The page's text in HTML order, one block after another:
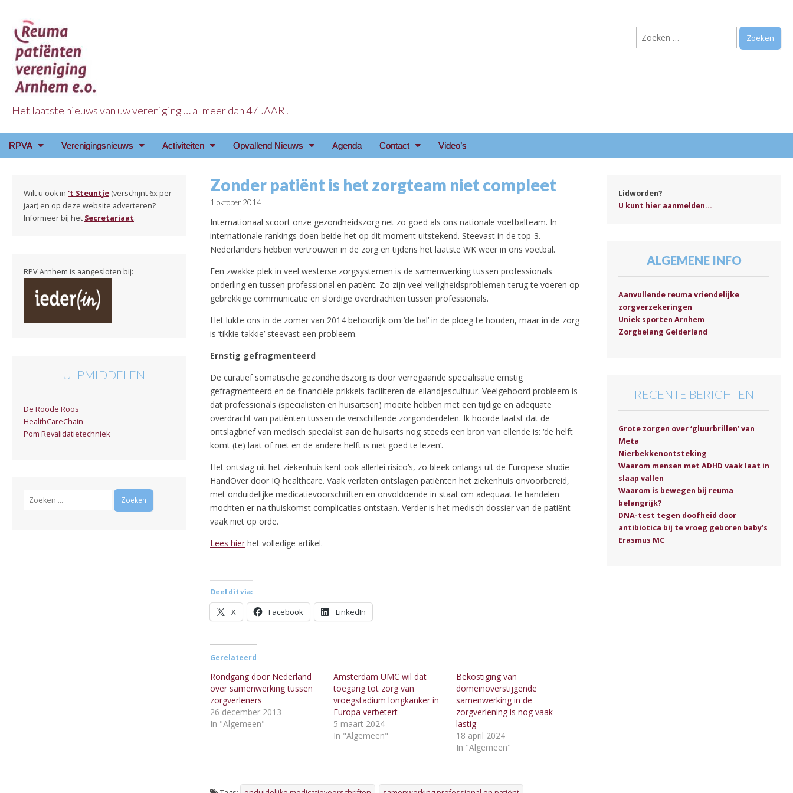
Reuma Patienten Vereniging Arnhem e.o.
Het laatste nieuws van uw vereniging … al meer dan 47 JAAR!
Zoeken
naar:
Main
Skip
RPVA Verenigingsnieuws Activiteiten Opvallend Nieuws Agenda Contact Video’s
Zonder patiënt is het zorgteam niet compleet
1 oktober 2014
Internationaal scoort onze gezondheidszorg net zo goed als ons nationale voetbalteam. In
internationale rankings doen beide het op dit moment uitstekend. Steevast in de top-3.
Nederlanders hebben vertrouwen in de zorg en tijdens het laatste WK weer in ons voetbal.
Een zwakke plek in veel westerse zorgsystemen is de samenwerking tussen professionals
onderling en tussen professional en patiënt. Zo zijn veel veiligheidsproblemen terug te voeren op
gebrekkige communicatie en slordige overdrachten tussen professionals.
Het lukte ons in de zomer van 2014 behoorlijk om ‘de bal’ in de ploeg te houden, maar in de zorg
is ’tikkie takkie’ steevast een probleem.
Ernstig gefragmenteerd
De curatief somatische gezondheidszorg is door verregaande specialisatie ernstig
gefragmenteerd en de financiële prikkels faciliteren de eilandjescultuur. Veelgehoord probleem is
dat professionals (specialisten en huisartsen) moeite hebben met een tijdige en adequate
overdracht van patiënten tussen de verschillende zorgonderdelen. Ik hoorde laatst dat de
ontslagbrief van medisch specialist aan de huisarts nog steeds een bron van ellende is: ‘de helft
komt (te) laat of niet en de andere helft is niet goed te lezen’.
Het ontslag uit het ziekenhuis kent ook allerlei risico’s, zo bleek onlangs uit de Europese studie
HandOver door IQ healthcare. Vaak verlaten ontslagen patiënten het ziekenhuis onvoorbereid,
met onduidelijke medicatievoorschriften en onvoldoende in staat om adequaat te handelen
mochten er na thuiskomst complicaties ontstaan. Verder is het medisch dossier van de patiënt
vaak niet op orde.
Lees hier het volledige artikel.
Deel dit via:
X Facebook LinkedIn
Gerelateerd
Rondgang door Nederland
over samenwerking tussen
zorgverleners
26 december 2013
In "Algemeen"
Amsterdam UMC wil dat
toegang tot zorg van
vroegstadium longkanker in
Europa verbetert
5 maart 2024
In "Algemeen"
Bekostiging van
domeinoverstijgende
samenwerking in de
zorgverlening is nog vaak
lastig
18 april 2024
In "Algemeen"
Wilt u ook in 't Steuntje (verschijnt 6x per
jaar) en op deze website adverteren?
Informeer bij het Secretariaat.
RPV Arnhem is aangesloten bij:
HULPMIDDELEN
De Roode Roos
HealthCareChain
Pom Revalidatietechniek
Zoeken
Lidworden?
U kunt hier aanmelden...
ALGEMENE INFO
Aanvullende reuma vriendelijke
zorgverzekeringen
Uniek sporten Arnhem
Zorgbelang Gelderland
RECENTE BERICHTEN
Grote zorgen over ‘gluurbrillen’ van
Meta
Nierbekkenontsteking
Waarom mensen met ADHD vaak laat in
slaap vallen
Waarom is bewegen bij reuma
belangrijk?
DNA-test tegen doofheid door
antibiotica bij te vroeg geboren baby’s
Erasmus MC